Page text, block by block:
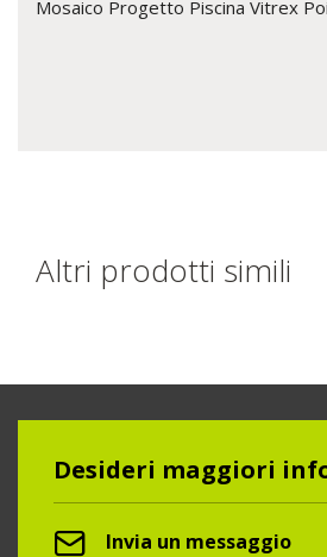
Mosaico Progetto Piscina Vitrex
Altri prodotti simili
Desideri maggiori
Invia un messaggio